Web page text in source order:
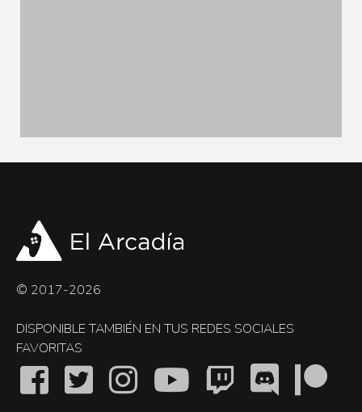
© 2017-2026
DISPONIBLE TAMBIÉN EN TUS REDES SOCIALES
FAVORITAS